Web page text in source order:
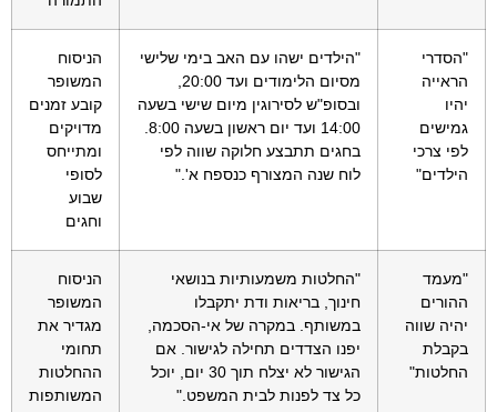
"הסדרי
הראייה
יהיו
גמישים
לפי צרכי
הילדים"
"הילדים ישהו עם האב בימי שלישי
ובסופ"ש לסירוגין מיום שישי בשעה
בחגים תתבצע חלוקה שווה לפי
לוח שנה המצורף כנספח א'."
הניסוח
המשופר
קובע זמנים
מדויקים
ומתייחס
לסופי
שבוע
וחגים
"מעמד
ההורים
יהיה שווה
בקבלת
החלטות"
"החלטות משמעותיות בנושאי
חינוך, בריאות ודת יתקבלו
במשותף. במקרה של אי-הסכמה,
יפנו הצדדים תחילה לגישור. אם
הגישור לא יצלח תוך 30 יום, יוכל
כל צד לפנות לבית המשפט."
הניסוח
המשופר
מגדיר את
תחומי
ההחלטות
המשותפות